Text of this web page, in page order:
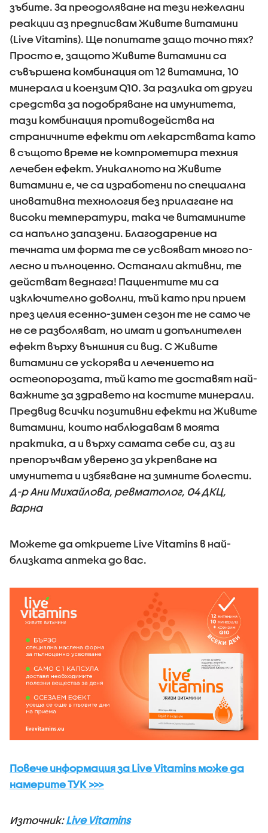
зъбите. За преодоляване на тези нежелани
реакции аз предписвам Живите витамини
(Live Vitamins). Ще попитате защо точно тях?
Просто е, защото Живите витамини са
съвършена комбинация от 12 витамина, 10
минерала и коензим Q10. За разлика от други
средства за подобряване на имунитета,
тази комбинация противодейства на
страничните ефекти от лекарствата като
в същото време не компрометира техния
лечебен ефект. Уникалното на Живите
витамини е, че са изработени по специална
иновативна технология без прилагане на
високи температури, така че витамините
са напълно запазени. Благодарение на
течната им форма те се усвояват много по-
лесно и пълноценно. Останали активни, те
действат веднага! Пациентите ми са
изключително доволни, тъй като при прием
през целия есенно-зимен сезон те не само че
не се разболяват, но имат и допълнителен
ефект върху външния си вид. С Живите
витамини се ускорява и лечението на
остеопорозата, тъй като те доставят най-
важните за здравето на костите минерали.
Предвид всички позитивни ефекти на Живите
витамини, които наблюдавам в моята
практика, а и върху самата себе си, аз ги
препоръчвам уверено за укрепване на
имунитета и избягване на зимните болести.
Д-р Ани Михайлова, ревматолог, 04 ДКЦ,
Варна
Можете да откриете Live Vitamins в най-
близката аптека до вас.
Повече информация за Live Vitamins може да
намерите ТУК >>>
Източник:Live Vitamins